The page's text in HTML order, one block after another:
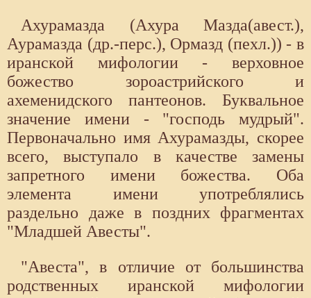
Ахурамазда (Ахура Мазда(авест.),
Аурамазда (др.-перс.), Ормазд (пехл.)) - в
иранской мифологии - верховное
божество зороастрийского и
ахеменидского пантеонов. Буквальное
значение имени - "господь мудрый".
Первоначально имя Ахурамазды, скорее
всего, выступало в качестве замены
запретного имени божества. Оба
элемента имени употреблялись
раздельно даже в поздних фрагментах
"Младшей Авесты".
"Авеста", в отличие от большинства
родственных иранской мифологии